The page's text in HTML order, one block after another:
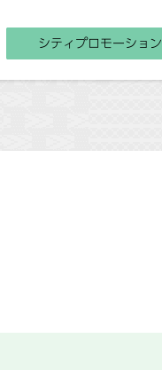
シティプロモーション